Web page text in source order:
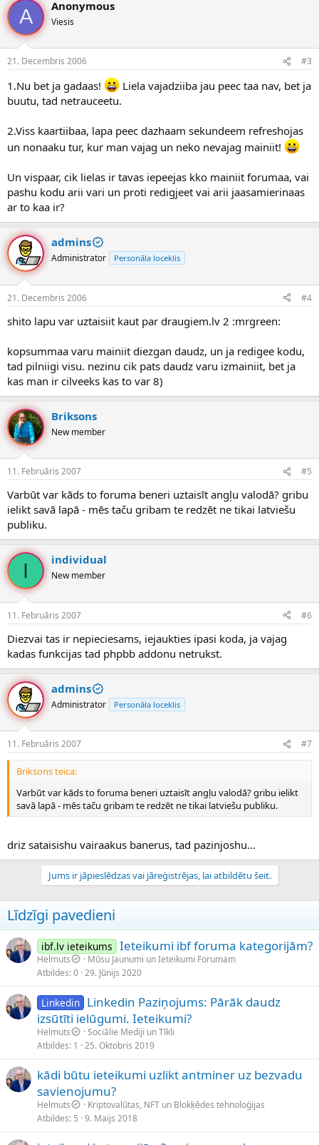
A Anonymous
Viesis
21. Decembris 2006 #3
1.Nu bet ja gadaas!
Liela vajadziiba jau peec taa nav, bet ja
buutu, tad netrauceetu.
2.Viss kaartiibaa, lapa peec dazhaam sekundeem refreshojas
un nonaaku tur, kur man vajag un neko nevajag mainiit!
Un vispaar, cik lielas ir tavas iepeejas kko mainiit forumaa, vai
pashu kodu arii vari un proti redigjeet vai arii jaasamierinaas
ar to kaa ir?
admins
Administrator Personāla loceklis
21. Decembris 2006 #4
shito lapu var uztaisiit kaut par draugiem.lv 2 :mrgreen:
kopsummaa varu mainiit diezgan daudz, un ja redigee kodu,
tad pilniigi visu. nezinu cik pats daudz varu izmainiit, bet ja
kas man ir cilveeks kas to var 8)
Briksons
New member
11. Februāris 2007 #5
Varbūt var kāds to foruma beneri uztaisīt angļu valodā? gribu
ielikt savā lapā - mēs taču gribam te redzēt ne tikai latviešu
publiku.
I individual
New member
11. Februāris 2007 #6
Diezvai tas ir nepieciesams, iejaukties ipasi koda, ja vajag
kadas funkcijas tad phpbb addonu netrukst.
admins
Administrator Personāla loceklis
11. Februāris 2007 #7
Briksons teica:
Varbūt var kāds to foruma beneri uztaisīt angļu valodā? gribu ielikt
savā lapā - mēs taču gribam te redzēt ne tikai latviešu publiku.
driz sataisishu vairaakus banerus, tad pazinjoshu...
Jums ir jāpieslēdzas vai jāreģistrējas, lai atbildētu šeit.
Līdzīgi pavedieni
ibf.lv ieteikums Ieteikumi ibf foruma kategorijām?
Helmuts
Mūsu Jaunumi un Ieteikumi Forumam
Atbildes 0 29. Jūnijs 2020
Linkedin Linkedin Paziņojums: Pārāk daudz
izsūtīti ielūgumi. Ieteikumi?
Helmuts
Sociālie Mediji un Tīkli
Atbildes 1 25. Oktobris 2019
kādi būtu ieteikumi uzlikt antminer uz bezvadu
savienojumu?
Helmuts
Kriptovalūtas, NFT un Blokķēdes tehnoloģijas
Atbildes 5 9. Maijs 2018